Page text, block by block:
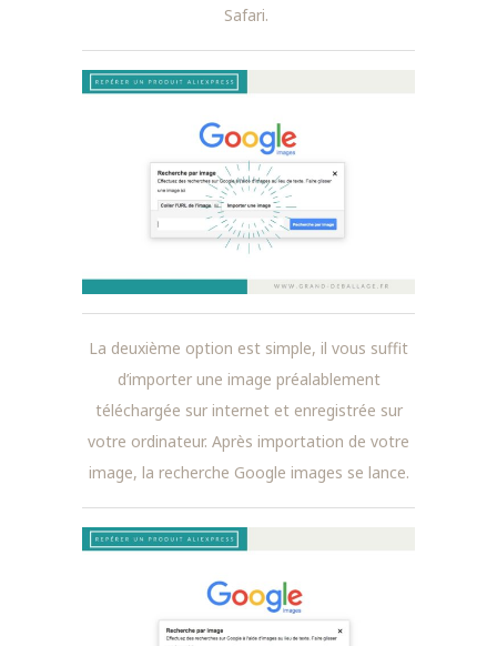
Safari.
La deuxième option est simple, il vous suffit
d’importer une image préalablement
téléchargée sur internet et enregistrée sur
votre ordinateur. Après importation de votre
image, la recherche Google images se lance.